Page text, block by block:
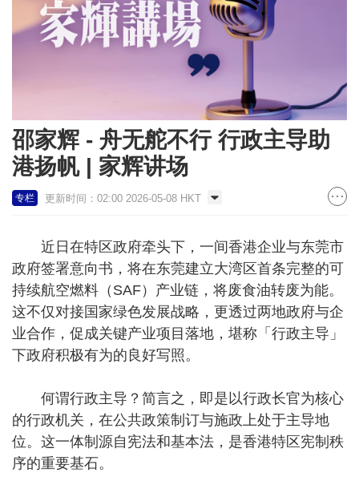
邵家辉 - 舟无舵不行 行政主导助
港扬帆 | 家辉讲场
专栏 更新时间：02:00 2026-05-08 HKT
近日在特区政府牵头下，一间香港企业与东莞市
政府签署意向书，将在东莞建立大湾区首条完整的可
持续航空燃料（SAF）产业链，将废食油转废为能。
这不仅对接国家绿色发展战略，更透过两地政府与企
业合作，促成关键产业项目落地，堪称「行政主导」
下政府积极有为的良好写照。
何谓行政主导？简言之，即是以行政长官为核心
的行政机关，在公共政策制订与施政上处于主导地
位。这一体制源自宪法和基本法，是香港特区宪制秩
序的重要基石。